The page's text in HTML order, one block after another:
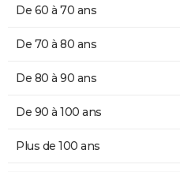
De 60 à 70 ans
De 70 à 80 ans
De 80 à 90 ans
De 90 à 100 ans
Plus de 100 ans